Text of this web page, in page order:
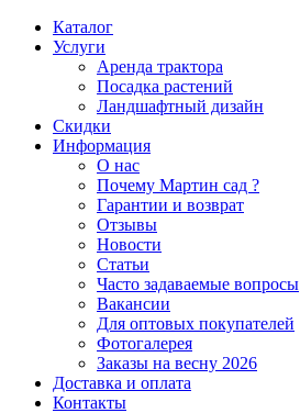
Каталог
Услуги
Аренда трактора
Посадка растений
Ландшафтный дизайн
Скидки
Информация
О нас
Почему Мартин сад ?
Гарантии и возврат
Отзывы
Новости
Статьи
Часто задаваемые вопросы
Вакансии
Для оптовых покупателей
Фотогалерея
Заказы на весну 2026
Доставка и оплата
Контакты